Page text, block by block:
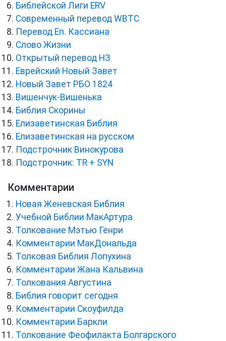
Библейской Лиги ERV
Cовременный перевод WBTC
Перевод Еп. Кассиана
Слово Жизни
Открытый перевод НЗ
Еврейский Новый Завет
Новый Завет РБО 1824
Вишенчук-Вишенька
Библия Скорины
Елизаветинская Библия
Елизаветинская на русском
Подстрочник Винокурова
Подстрочник: TR + SYN
Комментарии
Новая Женевская Библия
Учебной Библии МакАртура
Толкование Мэтью Генри
Комментарии МакДональда
Толковая Библия Лопухина
Комментарии Жана Кальвина
Толкования Августина
Библия говорит сегодня
Комментарии Скоуфилда
Комментарии Баркли
Толкование Феофилакта Болгарского